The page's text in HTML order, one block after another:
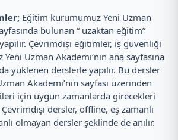
Eğitim kurumumuz Yeni Uzman
bulunan “ uzaktan eğitim”
Çevrimdışı eğitimler, iş güvenliği
Uzman Akademi’nin ana sayfasına
yüklenen derslerle yapılır. Bu dersler
Akademi’nin sayfası üzerinden
için uygun zamanlarda girecekleri
dersler, offline, eş zamanlı
olmayan dersler şeklinde de anılır.